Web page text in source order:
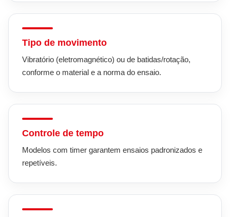
Tipo de movimento
Vibratório (eletromagnético) ou de batidas/rotação,
conforme o material e a norma do ensaio.
Controle de tempo
Modelos com timer garantem ensaios padronizados e
repetíveis.